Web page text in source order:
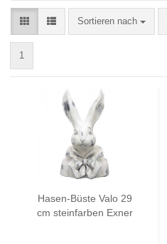
Sortieren nach
Sortieren nach
1
Hasen-Büste Valo 29
cm steinfarben Exner